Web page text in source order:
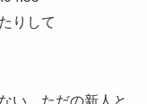
りして